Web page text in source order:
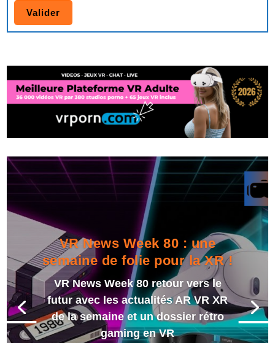
VR News Week 80 : une
semaine de folie pour la XR !
VR News Week 80 retour vers le
futur avec les actualités AR VR XR
de la semaine et un dossier rétro
gaming en VR